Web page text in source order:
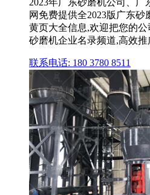
2023年广东砂磨机公司、
网免费提供全2023版广东
黄页大全信息,欢迎把您的
砂磨机企业名录频道,高效推
联系电话: 180 3780 8511